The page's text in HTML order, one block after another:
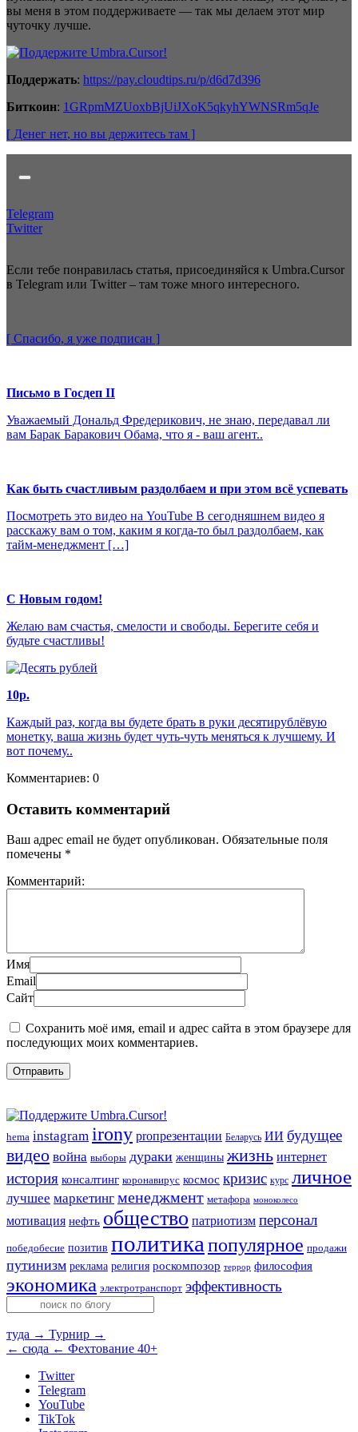
вы меня в этом поддерживаете — так мы делаем этот мир
чуточку лучше.
Поддержать: https://pay.cloudtips.ru/p/d6d7d396
Биткоин: 1GRpmMZUoxbBjUiJXoK5qkyhYWNSRm5qJe
[ Денег нет, но вы держитесь там ]
Telegram
Twitter
Если тебе понравилась статья, присоединяйся к Umbra.Cursor
в Telegram или Twitter – там тоже много интересного.
[ Спасибо, я уже подписан ]
Письмо в Госдеп II
Уважаемый Дональд Фредерикович, не знаю, передавал ли
вам Барак Баракович Обама, что я - ваш агент..
Как быть счастливым раздолбаем и при этом всё успевать
Посмотреть это видео на YouTube В сегодняшнем видео я
расскажу вам о том, каким я когда-то был раздолбаем, как
тайм-менеджмент […]
С Новым годом!
Желаю вам счастья, смелости и свободы. Берегите себя и
будьте счастливы!
10р.
Каждый раз, когда вы будете брать в руки десятирублёвую
монетку, ваша жизнь будет чуть-чуть меняться к лучшему. И
вот почему..
Комментариев: 0
Оставить комментарий
Ваш адрес email не будет опубликован. Обязательные поля
помечены *
Комментарий:
Имя
Email
Сайт
Сохранить моё имя, email и адрес сайта в этом браузере для
последующих моих комментариев.
hema instagram irony proпрезентации Беларусь ИИ будущее
видео война выборы дураки женщины жизнь интернет
история консалтинг коронавирус космос кризис курс личное
лучшее маркетинг менеджмент метафора моноколесо
мотивация нефть общество патриотизм персонал
победобесие позитив политика популярное продажи
путинизм реклама религия роскомпозор террор философия
экономика электротранспорт эффективность
туда → Турнир →
← сюда ← Фехтование 40+
Twitter
Telegram
YouTube
TikTok